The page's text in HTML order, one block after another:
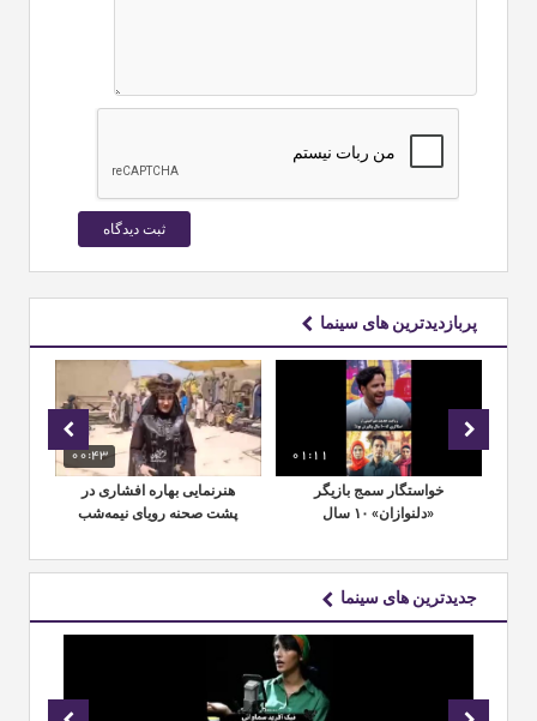
پربازدیدترین های سینما
01:11
خواستگار سمج بازیگر
«دلنوازان» ۱۰ سال
00:43
هنرنمایی بهاره افشاری در
پشت صحنه رویای نیمه‌شب
جدیدترین های سینما